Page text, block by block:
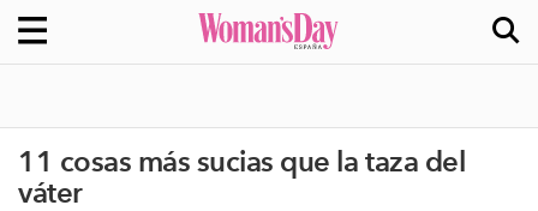
11 cosas más sucias que la taza del
váter